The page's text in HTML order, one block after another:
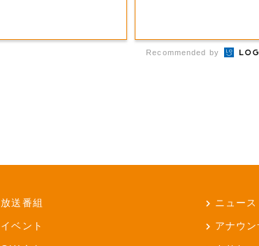
Recommended by
放送番組 ニュース
イベント アナウ